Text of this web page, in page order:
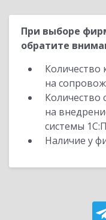
При выборе
обратите
Количество
на
Количество
на
системы
Наличие у